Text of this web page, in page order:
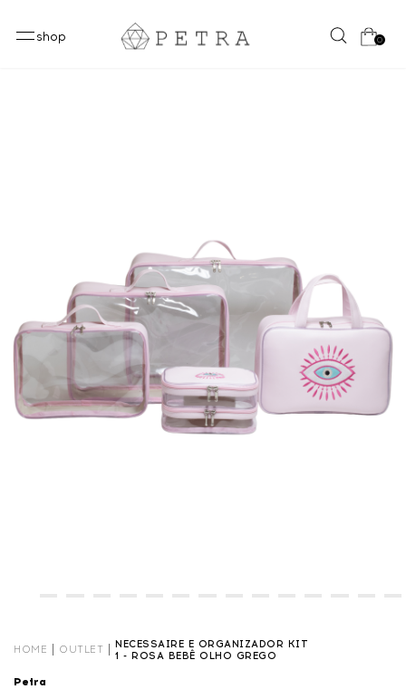
shop 0
HOME OUTLET
NECESSAIRE E ORGANIZADOR KIT
1 - ROSA BEBÊ OLHO GREGO
Petra